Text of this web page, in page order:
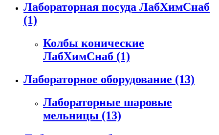
Лабораторная посуда ЛабХимСнаб
(1)
Колбы конические
ЛабХимСнаб (1)
Лабораторное оборудование (13)
Лабораторные шаровые
мельницы (13)